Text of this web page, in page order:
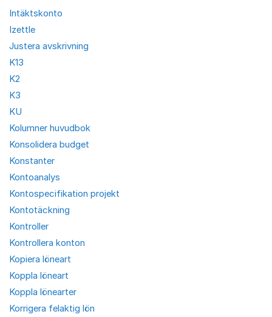
Intäktskonto
Izettle
Justera avskrivning
K13
K2
K3
KU
Kolumner huvudbok
Konsolidera budget
Konstanter
Kontoanalys
Kontospecifikation projekt
Kontotäckning
Kontroller
Kontrollera konton
Kopiera löneart
Koppla löneart
Koppla lönearter
Korrigera felaktig lön